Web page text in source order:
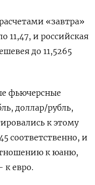
«завтра»
11,47, и российская
до 11,5265
фьючерсные
доллар/рубль,
к этому
соответственно, и
к юаню,
к евро.